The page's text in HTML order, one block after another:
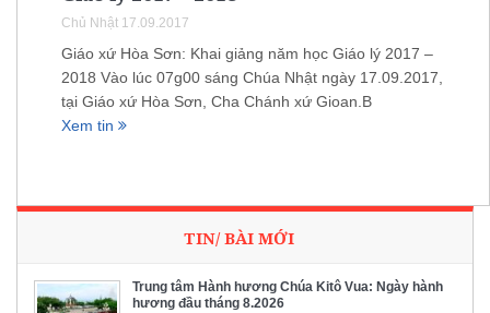
Chủ Nhật 17.09.2017
Giáo xứ Hòa Sơn: Khai giảng năm học Giáo lý 2017 –
2018 Vào lúc 07g00 sáng Chúa Nhật ngày 17.09.2017,
tại Giáo xứ Hòa Sơn, Cha Chánh xứ Gioan.B
Xem tin
TIN/ BÀI MỚI
Trung tâm Hành hương Chúa Kitô Vua: Ngày hành
hương đầu tháng 8.2026